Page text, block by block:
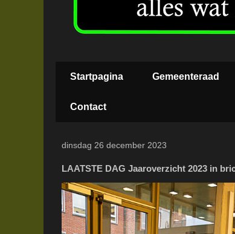
Startpagina Gemeenteraad
Contact
dinsdag 26 december 2023
LAATSTE DAG Jaaroverzicht 2023 in